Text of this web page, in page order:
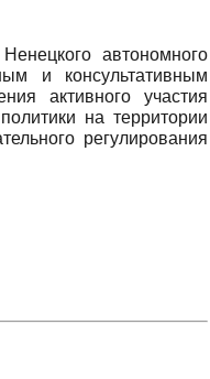
автономного
и консультативным
активного участия
на территории
регулирования